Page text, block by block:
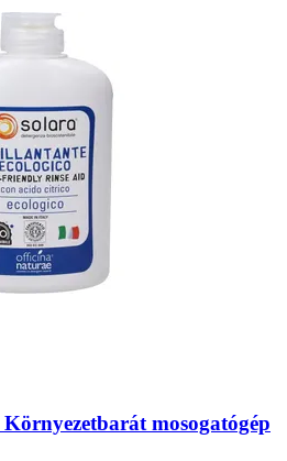
Környezetbarát mosogatógép